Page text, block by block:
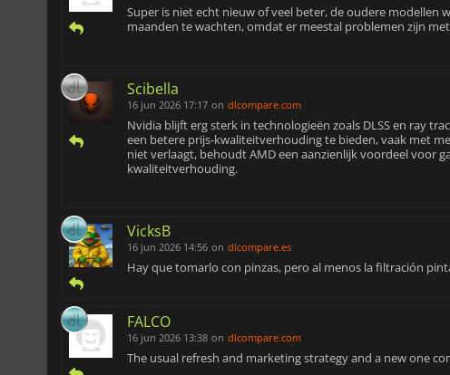
Super is niet echt nieuw of veel beter, de oudere modellen
maanden te wachten, omdat er meestal problemen zijn
Scibella
16 jun 2026 17:17 on dlcompare.com
Nvidia blijft erg sterk in technologieën zoals DLSS en ray
een betere prijs-kwaliteitverhouding te bieden, vaak met
niet verlaagt, behoudt AMD een aanzienlijk voordeel voor
kwaliteitverhouding.
VicksB
16 jun 2026 14:56 on dlcompare.es
Hay que tomarlo con pinzas, pero al menos la filtración
FALCO
16 jun 2026 13:38 on dlcompare.com
The usual refresh and marketing strategy and a new one